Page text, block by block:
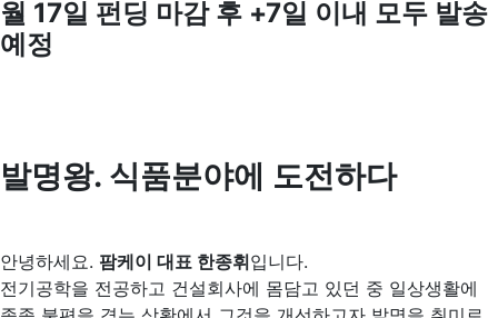
월 17일 펀딩 마감 후 +7일 이내 모두 발송
예정
발명왕. 식품분야에 도전하다
안녕하세요. 팜케이 대표 한종휘입니다.
전기공학을 전공하고 건설회사에 몸담고 있던 중 일상생활에